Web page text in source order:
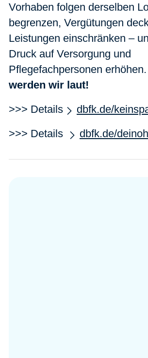
Vorhaben folgen derselben
begrenzen, Vergütungen
Leistungen einschränken –
Druck auf Versorgung und
Pflegefachpersonen erhöhen.
werden wir laut!
>>> Details
dbfk.de/
>>> Details
dbfk.de/